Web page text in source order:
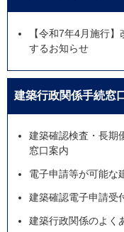
【令和7年4月施行
するお知らせ
建築行政関係手続窓
建築確認検査・長期
窓口案内
電子申請等が可能な
建築確認電子申請受
建築行政関係のよく